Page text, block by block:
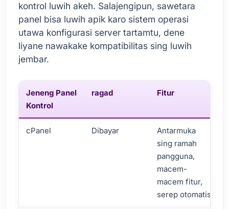
kontrol luwih akeh. Salajengipun, sawetara
panel bisa luwih apik karo sistem operasi
utawa konfigurasi server tartamtu, dene
liyane nawakake kompatibilitas sing luwih
jembar.
Jeneng Panel
Kontrol
ragad Fitur
cPanel Dibayar
Antarmuka
sing ramah
pangguna,
macem-
macem fitur,
serep otomatis